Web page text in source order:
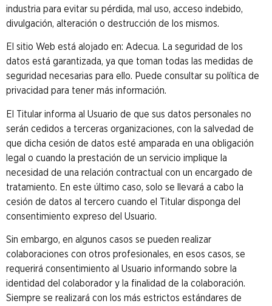
industria para evitar su pérdida, mal uso, acceso indebido,
divulgación, alteración o destrucción de los mismos.
El sitio Web está alojado en: Adecua. La seguridad de los
datos está garantizada, ya que toman todas las medidas de
seguridad necesarias para ello. Puede consultar su política de
privacidad para tener más información.
El Titular informa al Usuario de que sus datos personales no
serán cedidos a terceras organizaciones, con la salvedad de
que dicha cesión de datos esté amparada en una obligación
legal o cuando la prestación de un servicio implique la
necesidad de una relación contractual con un encargado de
tratamiento. En este último caso, solo se llevará a cabo la
cesión de datos al tercero cuando el Titular disponga del
consentimiento expreso del Usuario.
Sin embargo, en algunos casos se pueden realizar
colaboraciones con otros profesionales, en esos casos, se
requerirá consentimiento al Usuario informando sobre la
identidad del colaborador y la finalidad de la colaboración.
Siempre se realizará con los más estrictos estándares de